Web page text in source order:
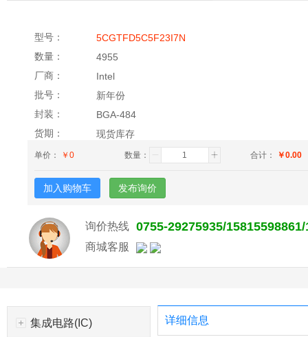
型号： 5CGTFD5C5F23I7N
数量： 4955
厂商： Intel
批号： 新年份
封装： BGA-484
货期： 现货库存
单价： ￥ 0 数量： 合计： ￥0.00
加入购物车 发布询价
询价热线 0755-29275935/
商城客服
集成电路(IC) 详细信息